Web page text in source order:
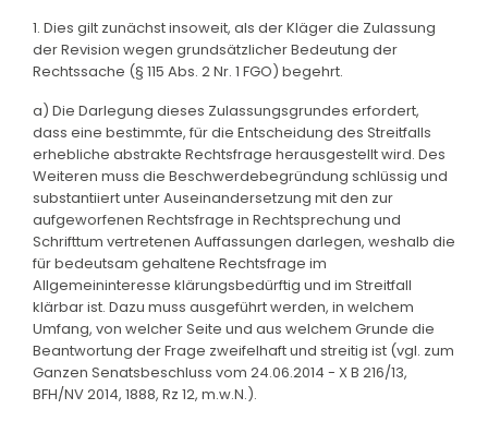
1. Dies gilt zunächst insoweit, als der Kläger die Zulassung
der Revision wegen grundsätzlicher Bedeutung der
Rechtssache (§ 115 Abs. 2 Nr. 1 FGO) begehrt.
a) Die Darlegung dieses Zulassungsgrundes erfordert,
dass eine bestimmte, für die Entscheidung des Streitfalls
erhebliche abstrakte Rechtsfrage herausgestellt wird. Des
Weiteren muss die Beschwerdebegründung schlüssig und
substantiiert unter Auseinandersetzung mit den zur
aufgeworfenen Rechtsfrage in Rechtsprechung und
Schrifttum vertretenen Auffassungen darlegen, weshalb die
für bedeutsam gehaltene Rechtsfrage im
Allgemeininteresse klärungsbedürftig und im Streitfall
klärbar ist. Dazu muss ausgeführt werden, in welchem
Umfang, von welcher Seite und aus welchem Grunde die
Beantwortung der Frage zweifelhaft und streitig ist (vgl. zum
Ganzen Senatsbeschluss vom 24.06.2014 - X B 216/13,
BFH/NV 2014, 1888, Rz 12, m.w.N.).